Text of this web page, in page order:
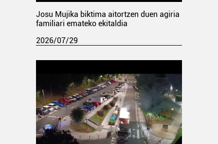
Josu Mujika biktima aitortzen duen agiria
familiari emateko ekitaldia
2026/07/29